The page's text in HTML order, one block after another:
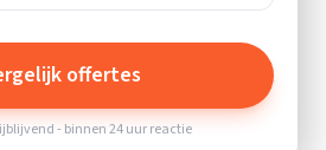
offertes
- binnen 24 uur reactie